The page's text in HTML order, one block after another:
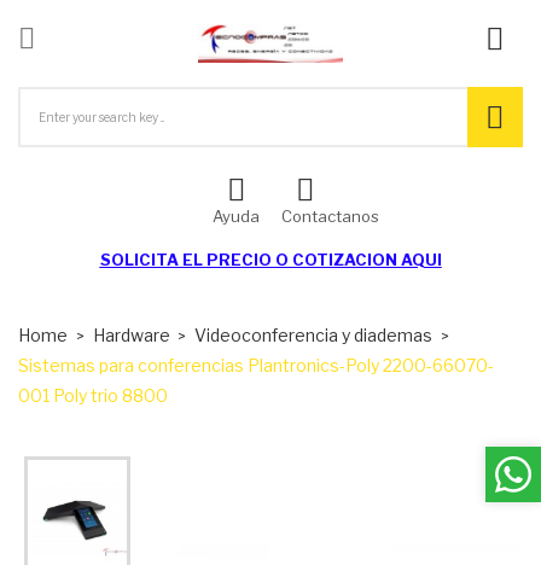

Ayuda Contactanos
SOLICITA EL PRECIO O COTIZACION AQUI
Home Hardware
Videoconferencia y diademas
Sistemas para conferencias Plantronics-Poly 2200-66070-
001 Poly trio 8800